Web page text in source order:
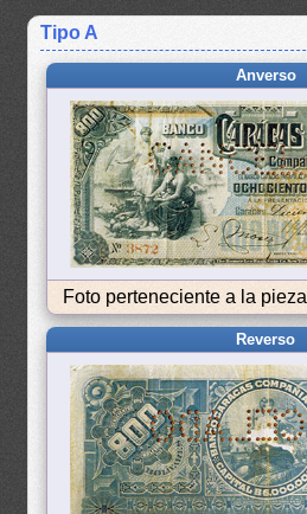
Tipo A
Anverso
Foto perteneciente a la pieza
Reverso